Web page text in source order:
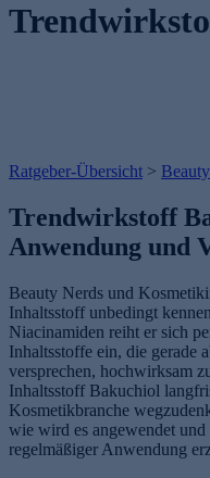
Ratgeber-Übersicht >
Trendwirkstoff
Anwendung und
Beauty Nerds und
Inhaltsstoff unbedingt
Niacinamiden reiht er sich
Inhaltsstoffe ein, die gerade
versprechen, hochwirksam
Inhaltsstoff Bakuchiol
Kosmetikbranche
wie wird es angewendet
regelmäßiger Anwendung